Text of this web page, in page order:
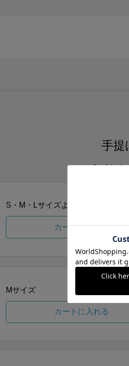
手提
S・M・L
S・M・Lサイズより当店にお任せ
カートに入れる
Mサイズ
カートに入れる